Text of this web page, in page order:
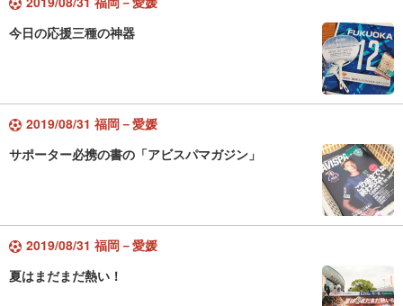
今日の応援三種の神器
2019/08/31 福岡－愛媛
サポーター必携の書の「アビスパマガジン」
2019/08/31 福岡－愛媛
夏はまだまだ熱い！